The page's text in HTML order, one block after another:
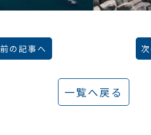
前の記事へ
一覧へ戻る